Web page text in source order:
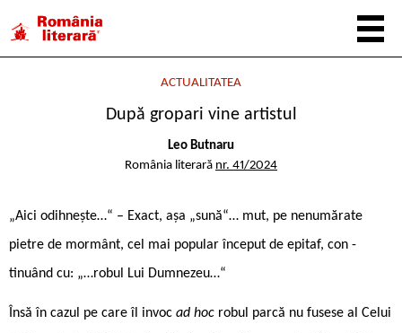
ACTUALITATEA
După gropari vine artistul
Leo Butnaru
România literară nr. 41/2024
„Aici odihnește…“ – Exact, așa „sună“… mut, pe nenumărate
pietre de mormânt, cel mai popular început de epitaf, con ­
tinuând cu: „…robul Lui Dumnezeu…“
Însă în cazul pe care îl invoc ad hoc robul parcă nu fusese al Celui